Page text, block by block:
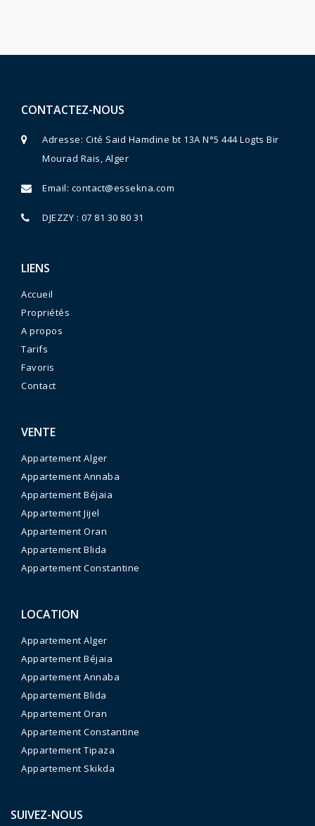
CONTACTEZ-NOUS
Adresse: Cité Said Hamdine bt 13A N°5 444 Logts Bir
Mourad Rais, Alger
Email: contact@essekna.com
DJEZZY : 07 81 30 80 31
LIENS
Accueil
Propriétés
A propos
Tarifs
Favoris
Contact
VENTE
Appartement Alger
Appartement Annaba
Appartement Béjaia
Appartement Jijel
Appartement Oran
Appartement Blida
Appartement Constantine
LOCATION
Appartement Alger
Appartement Béjaia
Appartement Annaba
Appartement Blida
Appartement Oran
Appartement Constantine
Appartement Tipaza
Appartement Skikda
SUIVEZ-NOUS